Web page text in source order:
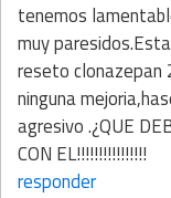
tenemos
muy
reseto clonazepan
ninguna
agresivo .¿QUE
CON EL!!!!!!!!!!!!!!!!
responder